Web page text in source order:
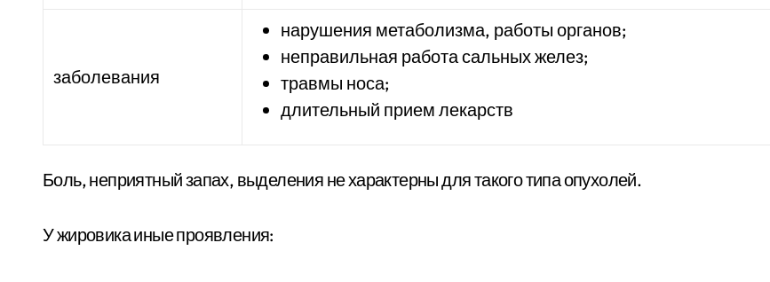
заболевания
нарушения метаболизма, работы органов;
неправильная работа сальных желез;
травмы носа;
длительный прием лекарств
Боль, неприятный запах, выделения не характерны для такого типа опухолей.
У жировика иные проявления: